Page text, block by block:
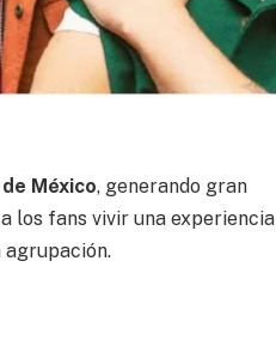
México, generando gran
los fans vivir una experiencia